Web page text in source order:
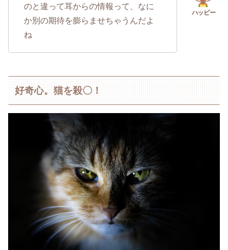
のと違って耳からの情報って、なに
か別の期待を膨らませちゃうんだよ
ね
好奇心。猫を殺〇！